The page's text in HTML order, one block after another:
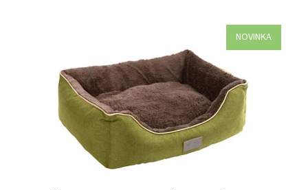
NOVINKA
Skladem 10
56624R